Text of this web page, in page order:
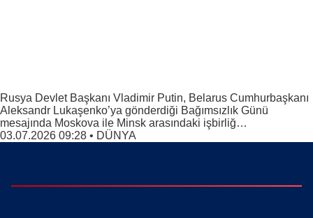
Rusya Devlet Başkanı Vladimir Putin, Belarus Cumhurbaşkanı
Aleksandr Lukaşenko’ya gönderdiği Bağımsızlık Günü
mesajında Moskova ile Minsk arasındaki işbirliğ…
03.07.2026 09:28 • DÜNYA